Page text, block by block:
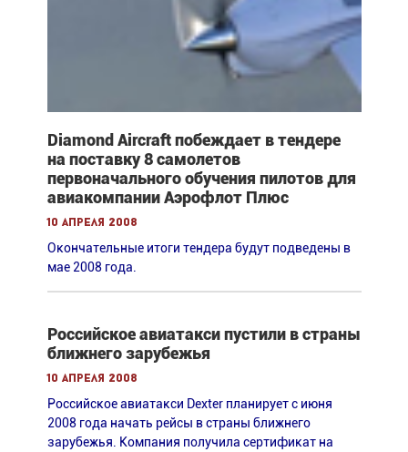
Diamond Aircraft побеждает в тендере
на поставку 8 самолетов
первоначального обучения пилотов для
авиакомпании Аэрофлот Плюс
10 апреля 2008
Окончательные итоги тендера будут подведены в
мае 2008 года.
Российское авиатакси пустили в страны
ближнего зарубежья
10 апреля 2008
Российское авиатакси Dexter планирует с июня
2008 года начать рейсы в страны ближнего
зарубежья. Компания получила сертификат на